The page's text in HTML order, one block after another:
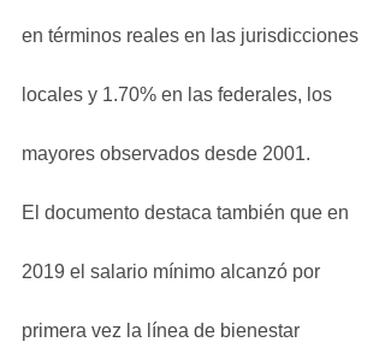
en términos reales en las jurisdicciones
locales y 1.70% en las federales, los
mayores observados desde 2001.
El documento destaca también que en
2019 el salario mínimo alcanzó por
primera vez la línea de bienestar